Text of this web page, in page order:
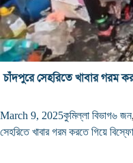
চাঁদপুরে সেহরিতে খাবার গরম
March 9, 2025কুমিল্লা বিভাগ৬ জন,
সেহরিতে খাবার গরম করতে গিয়ে